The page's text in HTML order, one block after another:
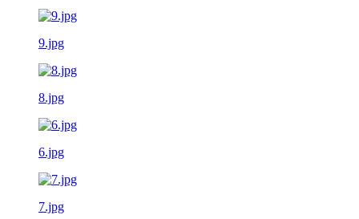
9.jpg
8.jpg
6.jpg
7.jpg